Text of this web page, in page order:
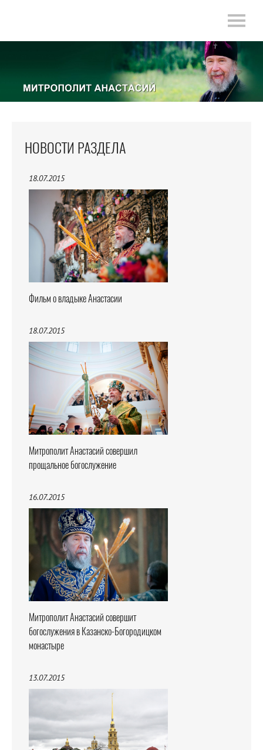
НОВОСТИ РАЗДЕЛА
18.07.2015
Фильм о владыке Анастасии
18.07.2015
Митрополит Анастасий совершил
прощальное богослужение
16.07.2015
Митрополит Анастасий совершит
богослужения в Казанско-Богородицком
монастыре
13.07.2015